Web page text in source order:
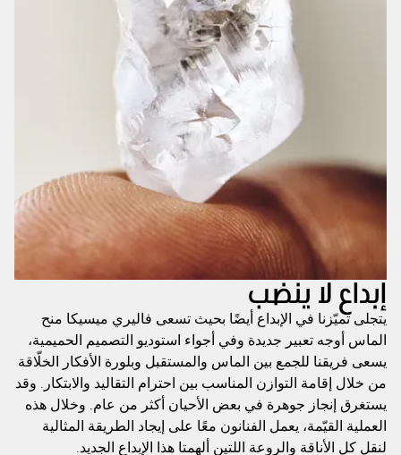
إبداع لا ينضب
يتجلى تميّزنا في الإبداع أيضًا بحيث تسعى فاليري ميسيكا منح
الماس أوجه تعبير جديدة وفي أجواء استوديو التصميم الحميمية،
يسعى فريقنا للجمع بين الماس والمستقبل وبلورة الأفكار الخلّاقة
من خلال إقامة التوازن المناسب بين احترام التقاليد والابتكار. وقد
يستغرق إنجاز جوهرة في بعض الأحيان أكثر من عام. وخلال هذه
العملية القيّمة، يعمل الفنانون معًا على إيجاد الطريقة المثالية
لنقل كل الأناقة والروعة اللتين ألهمتا هذا الإبداع الجديد.